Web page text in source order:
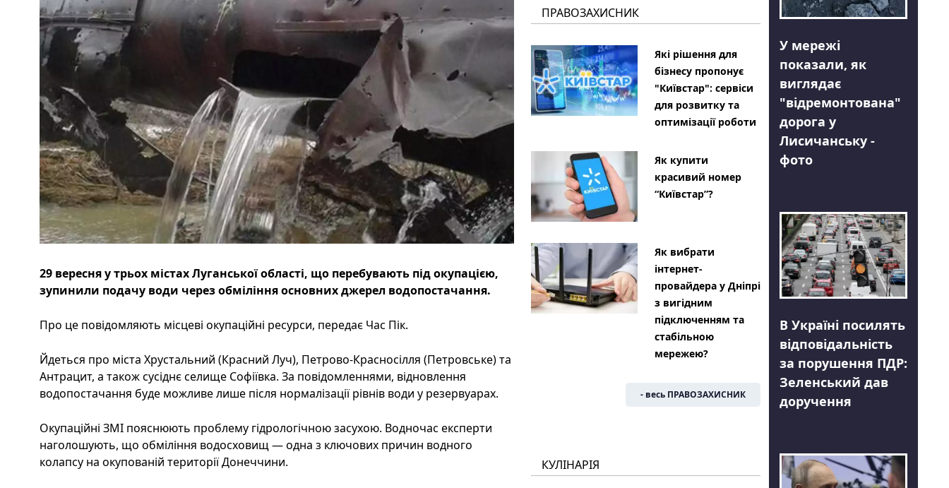
29 вересня у трьох містах Луганської області, що перебувають під окупацією,
зупинили подачу води через обміління основних джерел водопостачання.
Про це повідомляють місцеві окупаційні ресурси, передає Час Пік.
Йдеться про міста Хрустальний (Красний Луч), Петрово-Красносілля (Петровське) та
Антрацит, а також сусіднє селище Софіївка. За повідомленнями, відновлення
водопостачання буде можливе лише після нормалізації рівнів води у резервуарах.
Окупаційні ЗМІ пояснюють проблему гідрологічною засухою. Водночас експерти
наголошують, що обміління водосховищ — одна з ключових причин водного
колапсу на окупованій території Донеччини.
ПРАВОЗАХИСНИК
Які рішення для
бізнесу пропонує
"Київстар": сервіси
для розвитку та
оптимізації роботи
Як купити
красивий номер
“Київстар”?
Як вибрати
інтернет-
провайдера у Дніпрі
з вигідним
підключенням та
стабільною
мережею?
- весь ПРАВОЗАХИСНИК
КУЛІНАРІЯ
У мережі
показали, як
виглядає
"відремонтована"
дорога у
Лисичанську -
фото
В Україні посилять
відповідальність
за порушення ПДР:
Зеленський дав
доручення